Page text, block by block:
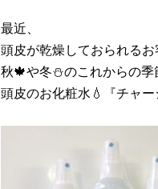
最近、
頭皮が乾燥しておられる
秋🍁や冬⛄️のこれからの季
頭皮のお化粧水💧『チャ